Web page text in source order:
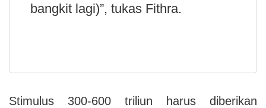
bangkit lagi)”, tukas Fithra.
Stimulus 300-600 triliun harus diberikan